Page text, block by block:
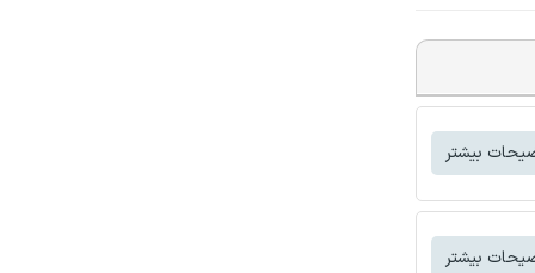
بیشتر
بیشتر